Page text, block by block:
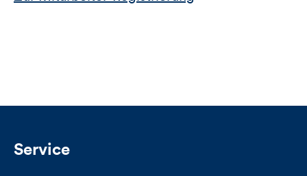
Service